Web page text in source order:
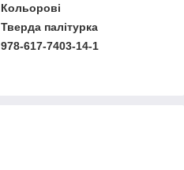
Кольорові
Тверда палітурка
978-617-7403-14-1